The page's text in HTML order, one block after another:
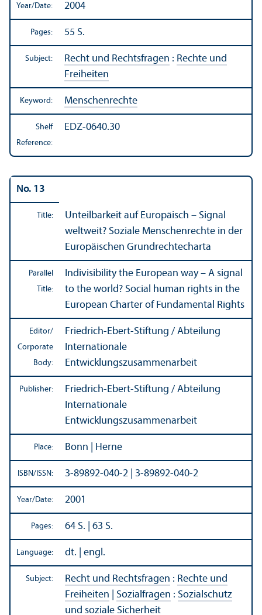
Year/Date: 2004
Pages: 55 S.
Subject: Recht und Rechtsfragen : Rechte und
Freiheiten
Keyword: Menschenrechte
Shelf
Reference:
EDZ-0640.30
No. 13
Title:
Unteilbarkeit auf Europäisch – Signal
weltweit? Soziale Menschenrechte in der
Europäischen Grundrechtecharta
Parallel
Title:
Indivisibility the European way – A signal
to the world? Social human rights in the
European Charter of Fundamental Rights
Editor/
Corporate
Body:
Friedrich-Ebert-Stiftung / Abteilung
Internationale
Entwicklungszusammenarbeit
Publisher:
Friedrich-Ebert-Stiftung / Abteilung
Internationale
Entwicklungszusammenarbeit
Place: Bonn | Herne
ISBN/ISSN: 3-89892-040-2 | 3-89892-040-2
Year/Date: 2001
Pages: 64 S. | 63 S.
Language: dt. | engl.
Subject: Recht und Rechtsfragen : Rechte und
Freiheiten
Sozialfragen : Sozialschutz
und soziale Sicherheit